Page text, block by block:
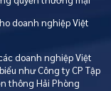
doanh nghiệp Việt
doanh nghiệp Việt
như Công ty CP Tập
thông Hải Phòng